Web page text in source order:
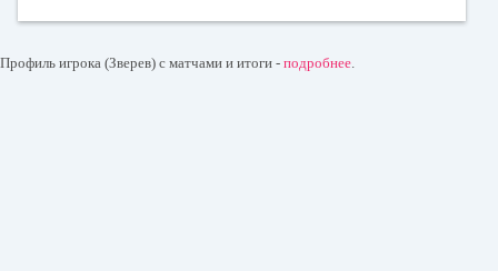
Профиль игрока (Зверев) с матчами и итоги - подробнее.